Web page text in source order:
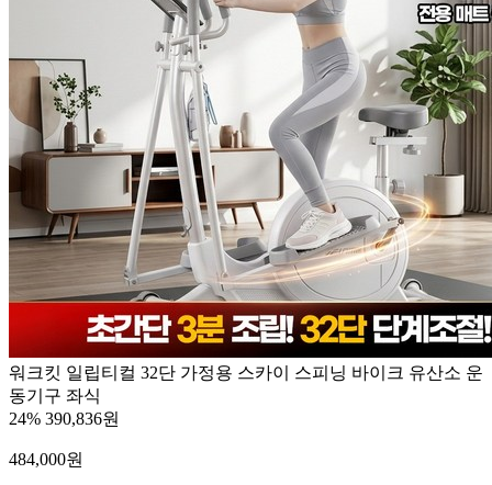
워크킷 일립티컬 32단 가정용 스카이 스피닝 바이크 유산소 운
동기구 좌식
24% 390,836원
484,000원